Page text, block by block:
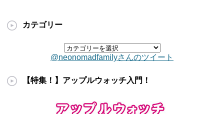
カテゴリー
@neonomadfamilyさんのツイート
【特集！】アップルウォッチ入門！